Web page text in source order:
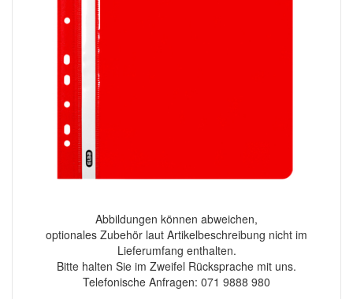
Abbildungen können abweichen,
optionales Zubehör laut Artikelbeschreibung nicht im
Lieferumfang enthalten.
Bitte halten Sie im Zweifel Rücksprache mit uns.
Telefonische Anfragen: 071 9888 980